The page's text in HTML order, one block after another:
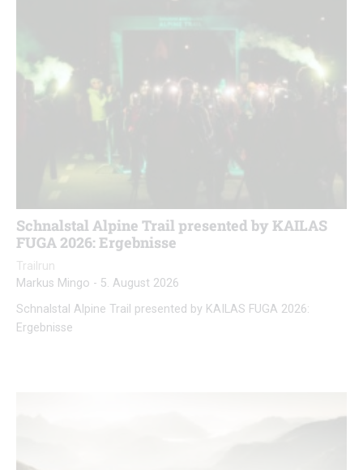
Schnalstal Alpine Trail presented by KAILAS
FUGA 2026: Ergebnisse
Trailrun
Markus Mingo - 5. August 2026
Schnalstal Alpine Trail presented by KAILAS FUGA 2026:
Ergebnisse